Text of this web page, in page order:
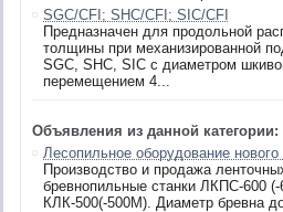
SGC/CFI; SHC/CFI; SIC/CFI
Предназначен для продольной
толщины при механизированной
SGC, SHC, SIC с диаметром
перемещением 4...
Объявления из данной категории:
Лесопильное оборудование
Производство и продажа
бревнопильные станки ЛКПС-600
КЛК-500(-500М). Диаметр бревна